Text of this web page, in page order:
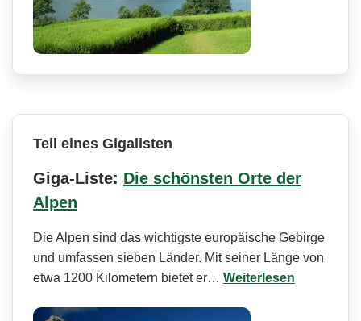
Teil eines Gigalisten
Giga-Liste: Die schönsten Orte der
Alpen
Die Alpen sind das wichtigste europäische Gebirge
und umfassen sieben Länder. Mit seiner Länge von
etwa 1200 Kilometern bietet er… Weiterlesen